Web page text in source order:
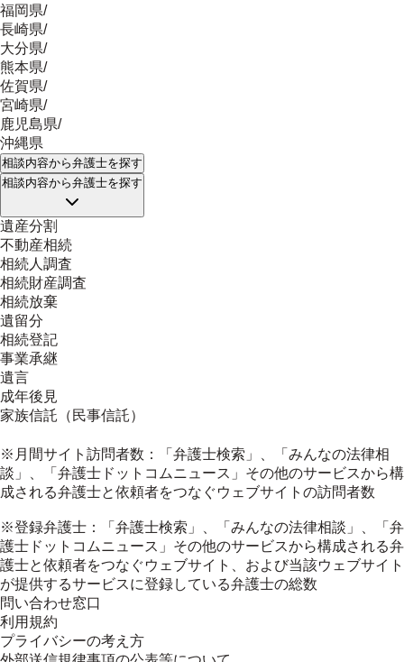
福岡県/
長崎県/
大分県/
熊本県/
佐賀県/
宮崎県/
鹿児島県/
沖縄県
相談内容から弁護士を探す
相談内容から弁護士を探す
遺産分割
不動産相続
相続人調査
相続財産調査
相続放棄
遺留分
相続登記
事業承継
遺言
成年後見
家族信託（民事信託）
※月間サイト訪問者数：「弁護士検索」、「みんなの法律相
談」、「弁護士ドットコムニュース」その他のサービスから構
成される弁護士と依頼者をつなぐウェブサイトの訪問者数
※登録弁護士：「弁護士検索」、「みんなの法律相談」、「弁
護士ドットコムニュース」その他のサービスから構成される弁
護士と依頼者をつなぐウェブサイト、および当該ウェブサイト
が提供するサービスに登録している弁護士の総数
問い合わせ窓口
利用規約
プライバシーの考え方